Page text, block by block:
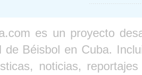
es un proyecto
de Béisbol en Cuba.
noticias,